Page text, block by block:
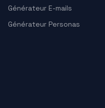
Générateur E-mails
Générateur Personas